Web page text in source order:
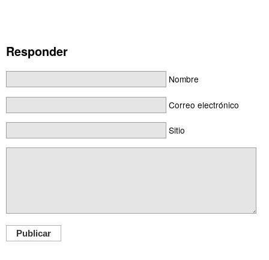
Responder
Nombre
Correo electrónico
Sitio
Publicar